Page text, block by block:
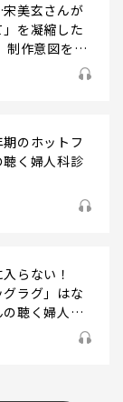
美玄さんが
」を凝縮した
制作意図を語
】
のホットフ
く婦人科診
らない！
グラグ」はな
聴く婦人科